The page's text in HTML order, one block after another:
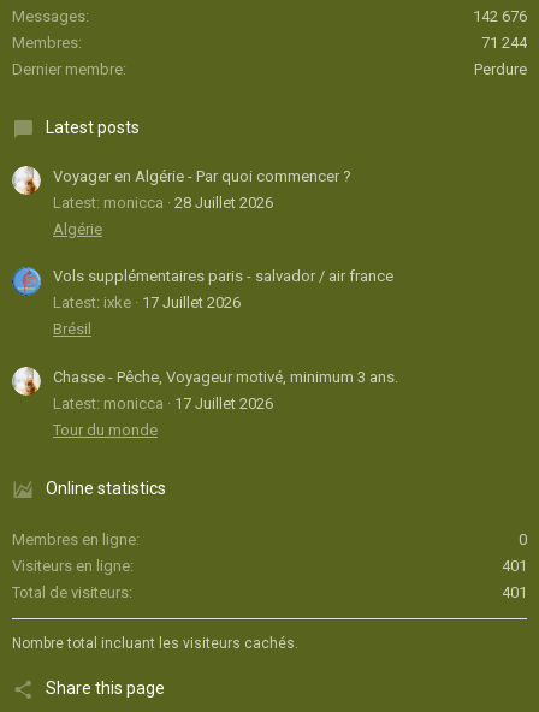
Messages
142 676
Membres
71 244
Dernier membre
Perdure
Latest posts
Voyager en Algérie - Par quoi commencer ?
Latest: monicca
28 Juillet 2026
Algérie
Vols supplémentaires paris - salvador / air france
Latest: ixke
17 Juillet 2026
Brésil
Chasse - Pêche, Voyageur motivé, minimum 3 ans.
Latest: monicca
17 Juillet 2026
Tour du monde
Online statistics
Membres en ligne
0
Visiteurs en ligne
401
Total de visiteurs
401
Nombre total incluant les visiteurs cachés.
Share this page